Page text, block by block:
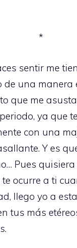
*
sentir me
de una manera
que me
ya que
con una
Y es
Pues quisiera
ocurre a ti
llego yo a
tus más